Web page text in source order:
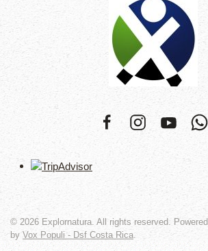
© 2026 Explornatura. All rights reserved. Powered
by Vox Populi - Dsf Costa Rica